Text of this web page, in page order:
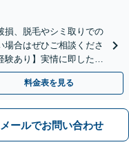
損、脱毛やシミ取りでの
場合はぜひご相談くださ
験あり】実情に即したア
目指します。
料金表を見る
メールでお問い合わせ